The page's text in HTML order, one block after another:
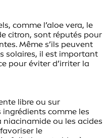
comme l’aloe vera, le
citron, sont réputés pour
Même s’ils peuvent
solaires, il est important
pour éviter d’irriter la
libre ou sur
comme les
ou les acides
le